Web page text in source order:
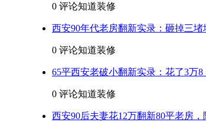
0 评论知道装修
西安90年代老房翻新实录：砸掉三堵
0 评论知道装修
65平西安老破小翻新实录：花了3万
0 评论知道装修
西安90后夫妻花12万翻新80平老房